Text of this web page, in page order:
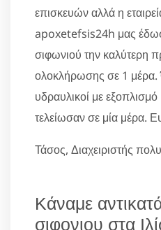
επισκευών αλλά η
apoxetefsis24h μας
σιφωνιού την καλύτερη
ολοκλήρωσης σε 1
υδραυλικοί με εξοπλισμό
τελείωσαν σε μία μέρα.
Τάσος, Διαχειριστής
Κάναμε
σιφονιου στα